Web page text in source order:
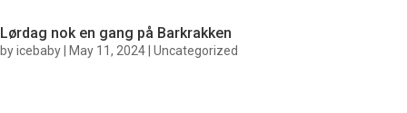
Lørdag nok en gang på Barkrakken
byicebaby| May 11, 2024| Uncategorized